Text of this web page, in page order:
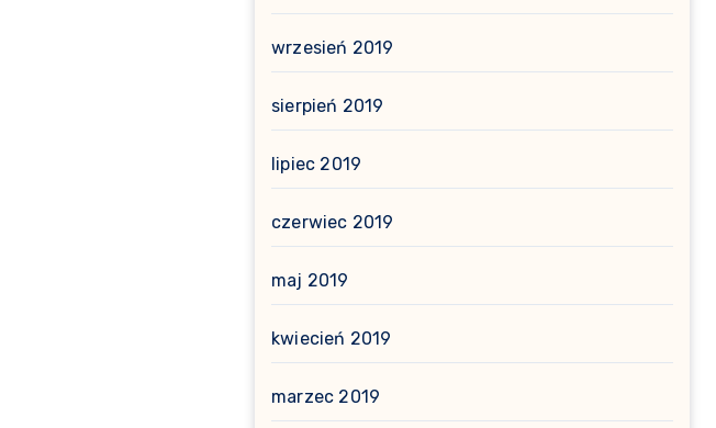
wrzesień 2019
sierpień 2019
lipiec 2019
czerwiec 2019
maj 2019
kwiecień 2019
marzec 2019